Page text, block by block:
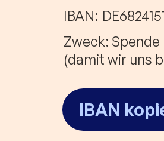
IBAN:
IBAN
Zweck:
(damit wir uns